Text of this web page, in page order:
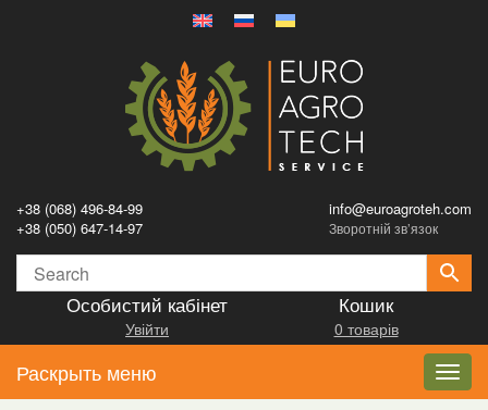
+38 (068) 496-84-99
+38 (050) 647-14-97
info@euroagroteh.com
Зворотній зв’язок
Особистий кабінет
Увійти
Кошик
0 товарів
Раскрыть меню